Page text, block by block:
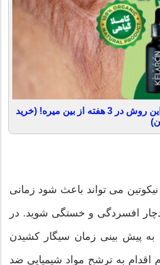
جای هر زخم و بخیه با این روش در 3 هفته از بین میره! (خرید
می ‏‏تواند باعث شود زمانی
افسردگی و خستگی شوید. در
پیش بینی زمان سیگار کشیدن
اقدام به ترشح مواد شیمیایی ضد